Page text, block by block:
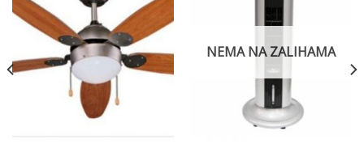
Add to
Wishlist
NEMA NA ZALIHAMA